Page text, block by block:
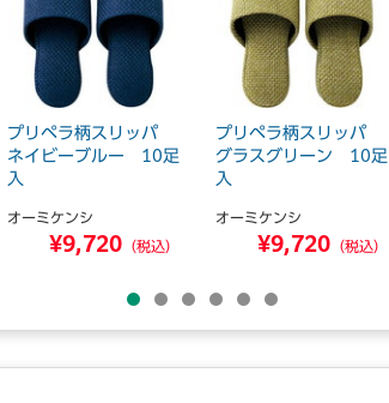
プリペラ柄スリッパ
ネイビーブルー 10足
入
オーミケンシ
¥9,720 （税込）
プリペラ柄スリッパ
グラスグリーン 10足
入
オーミケンシ
¥9,720 （税込）